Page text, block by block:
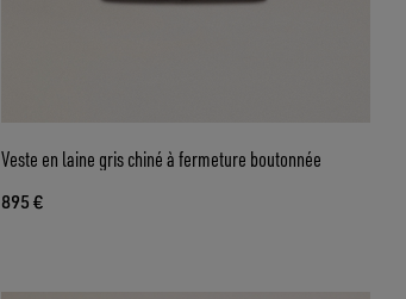
Veste en laine gris chiné à fermeture boutonnée
895 €